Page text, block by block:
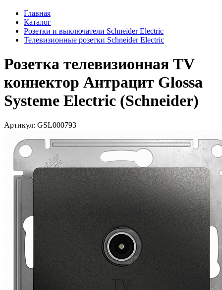
Главная
Каталог
Розетки и выключатели Schneider Electric
Телевизионные розетки Schneider Electric
Розетка телевизионная TV
коннектор Антрацит Glossa
Systeme Electric (Schneider)
Артикул: GSL000793